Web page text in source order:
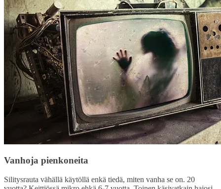
Vanhoja pienkoneita
Silitysrauta vähällä käytöllä enkä tiedä, miten vanha se on. 20